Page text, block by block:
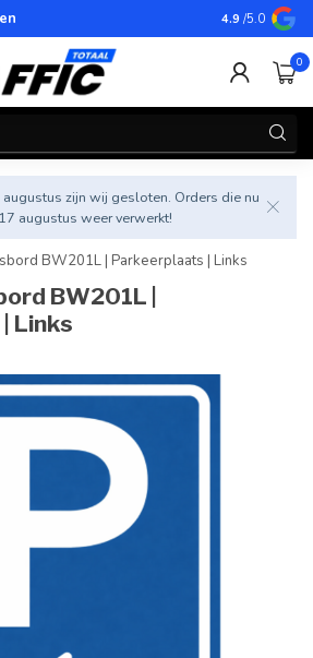
Betrouwbare
4.9 /5.0
0
zijn wij gesloten. Orders die nu
augustus weer verwerkt!
BW201L | Parkeerplaats | Links
BW201L |
Links